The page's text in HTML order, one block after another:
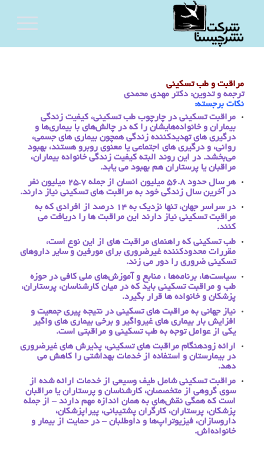
مراقبت و طب تسکینی
ترجمه و تدوین: دکتر مهدی محمدی
نکات برجسته:
مراقبت تسکینی در چارچوب طب تسکینی، کیفیت زندگی
بیماران و خانواده‌هایشان را که در چالش‌های با بیماری‌ها و
درگیری های تهدیدکننده زندگی همچون بیماری های جسمی،
روانی، و درگیری های اجتماعی یا معنوی روبرو هستند، بهبود
می‌بخشد. در این روند البته کیفیت زندگی خانواده بیماران،
مراقبان یا پرستاران هم بهبود می یابد.
هر سال حدود 56.8 میلیون انسان از جمله 25.7 میلیون نفر
در آخرین سال زندگی خود به مراقبت های تسکینی نیاز دارند.
در سراسر جهان، تنها نزدیک به 14 درصد از افرادی که به
مراقبت تسکینی نیاز دارند این مراقبت ها را دریافت می
کنند.
طب تسکینی که راهنمای مراقبت های از این نوع است،
مقررات محدودکننده غیرضروری برای مورفین و سایر داروهای
تسکینی ضروری را دور می زند.
سیاست‌ها، برنامه‌ها ، منابع و آموزش‌های ملی کافی در حوزه
طب و مراقبت تسکینی باید که در میان کارشناسان، پرستاران،
پزشکان و خانواده ها قرار بگیرد.
نیاز جهانی به مراقبت های تسکینی در نتیجه پیری جمعیت و
افزایش بار بیماری های غیرواگیر و برخی بیماری های واگیر
یکی از عوامل توجه به طب تسکینی و مراقبتی است.
ارائه زودهنگام مراقبت های تسکینی، پذیرش های غیرضروری
در بیمارستان و استفاده از خدمات بهداشتی را کاهش می
دهد.
مراقبت تسکینی شامل طیف وسیعی از خدمات ارائه شده از
سوی گروهی از متخصصان، کارشناسان و پرستاران یا مراقبان
است که همگی نقش‌های به همان اندازه مهم دارند – از جمله
پزشکان، پرستاران، کارگران پشتیبانی، پیراپزشکان،
داروسازان، فیزیوتراپ‌ها و داوطلبان – در حمایت از بیمار و
خانواده‌اش.